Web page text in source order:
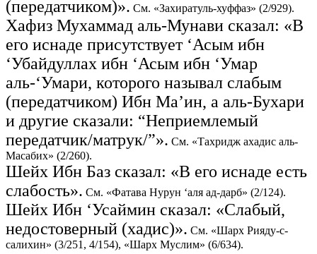
(передатчиком)». См. «Захиратуль-хуффаз» (2/929).
Хафиз Мухаммад аль-Мунави сказал: «В
его иснаде присутствует ‘Асым ибн
‘Убайдуллах ибн ‘Асым ибн ‘Умар
аль-‘Умари, которого называл слабым
(передатчиком) Ибн Ма’ин, а аль-Бухари
и другие сказали: “Неприемлемый
передатчик/матрук/”». См. «Тахридж ахадис аль-
Масабих» (2/260).
Шейх Ибн Баз сказал: «В его иснаде есть
слабость». См. «Фатава Нурун ‘аля ад-дарб» (2/124).
Шейх Ибн ‘Усаймин сказал: «Слабый,
недостоверный (хадис)». См. «Шарх Рияду-с-
салихин» (3/251, 4/154), «Шарх Муслим» (6/634).